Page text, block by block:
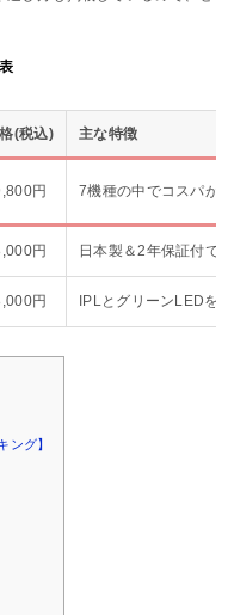
(税込) 主な特徴
円 7機種の中でコスパが
円 日本製＆2年保証付で
円 IPLとグリーンLEDを
ング】